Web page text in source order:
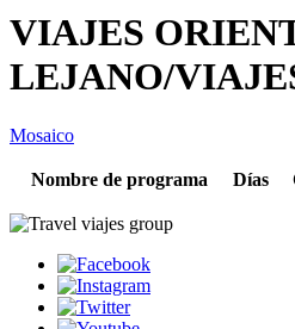
VIAJES
LEJANO/
Mosaico
Nombre de programa Días